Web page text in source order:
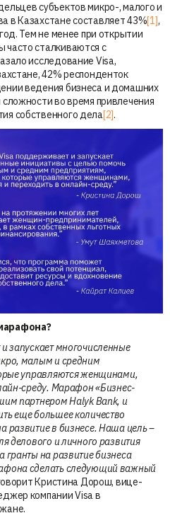
субъектов микро-, малого и
в Казахстане составляет 43%[1],
Тем не менее при открытии
часто сталкиваются с
исследование Visa,
42% респонденток
ведения бизнеса и домашних
во время привлечения
собственного дела[2].
запускает многочисленные
малым и средним
управляются женщинами,
среду. Марафон «Бизнес-
партнером Halyk Bank, и
еще большее количество
развитие в бизнесе. Наша цель –
делового и личного развития
гранты на развитие бизнеса
сделать следующий важный
Кристина Дорош, вице-
компании Visa в